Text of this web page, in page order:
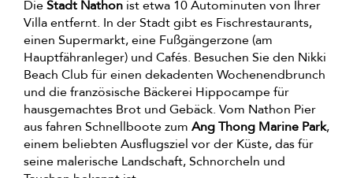
DieStadt Nathon ist etwa 10 Autominuten von Ihrer
Villa entfernt. In der Stadt gibt es Fischrestaurants,
einen Supermarkt, eine Fußgängerzone (am
Hauptfähranleger) und Cafés. Besuchen Sie den Nikki
Beach Club für einen dekadenten Wochenendbrunch
und die französische Bäckerei Hippocampe für
hausgemachtes Brot und Gebäck. Vom Nathon Pier
aus fahren Schnellboote zum Ang Thong Marine Park,
einem beliebten Ausflugsziel vor der Küste, das für
seine malerische Landschaft, Schnorcheln und